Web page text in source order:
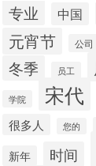
专业 中国
元宵节 公司
冬季 员工
学院 宋代
很多人 您的
新年 时间